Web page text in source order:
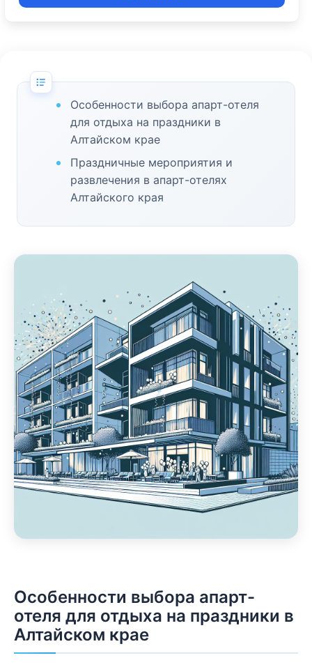
Особенности выбора апарт-отеля
для отдыха на праздники в
Алтайском крае
Праздничные мероприятия и
развлечения в апарт-отелях
Алтайского края
Особенности выбора апарт-
отеля для отдыха на праздники в
Алтайском крае